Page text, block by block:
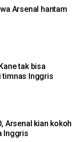
Arsenal hantam
tak bisa
timnas Inggris
Arsenal kian kokoh
Inggris